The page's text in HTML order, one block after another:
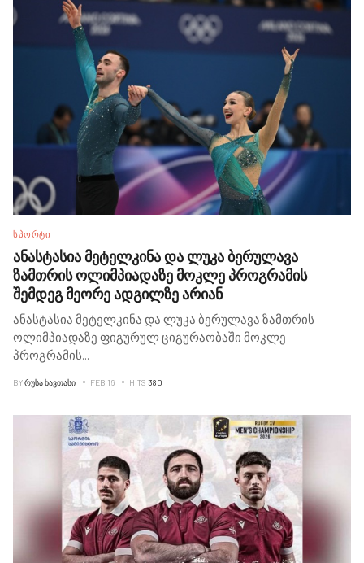
ᲡᲞᲝᲠᲢᲘ
ანასტასია მეტელკინა და ლუკა ბერულავა
ზამთრის ოლიმპიადაზე მოკლე პროგრამის
შემდეგ მეორე ადგილზე არიან
ანასტასია მეტელკინა და ლუკა ბერულავა ზამთრის
ოლიმპიადაზე ფიგურულ ციგურაობაში მოკლე
პროგრამის...
BYᲠᲣᲡᲐ ᲮᲐᲕᲗᲐᲡᲘ FEB 16 HITS 380